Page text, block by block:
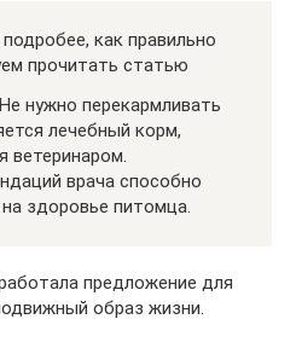
как правильно
прочитать статью
Не нужно перекармливать
лечебный корм,
ветеринаром.
врача способно
здоровье питомца.
предложение для
образ жизни.